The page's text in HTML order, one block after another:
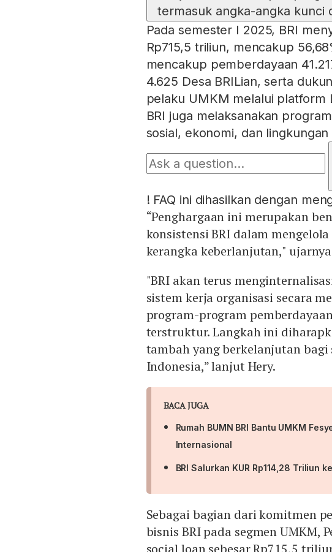
termasuk angka-angka kunci
Pada semester I 2025, BRI
Rp715,5 triliun, mencakup
mencakup pemberdayaan
4.625 Desa BRILian, serta
pelaku UMKM melalui platform
BRI juga melaksanakan
sosial, ekonomi, dan
! FAQ ini dihasilkan dengan
“Penghargaan ini merupakan
konsistensi BRI dalam
kerangka keberlanjutan,"
"BRI akan terus
sistem kerja organisasi secara
program-program
terstruktur. Langkah ini
tambah yang berkelanjutan
Indonesia,” lanjut Hery.
BACA JUGA
Rumah BUMN BRI Bantu UMKM
Internasional
BRI Salurkan KUR Rp114,28 Triliun
Sebagai bagian dari komitmen
bisnis BRI pada segmen UMKM,
social loan sebesar Rp715,5